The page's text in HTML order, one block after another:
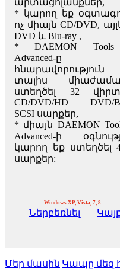
արտացոլանքներ,
* կարող եք
ոչ միայն CD/DVD,
DVD և Blu-ray ,
* DAEMON
Advanced-ը
տալիս
ստեղծել 32
CD/DVD/HD DVD/
SCSI սարքեր,
* միայն DAEMON
Advanced-ի
կարող եք ստեղծել
սարքեր:
Windows XP, Vista, 7, 8
Ներբեռնել
Մեր մասին|Կապը մեզ